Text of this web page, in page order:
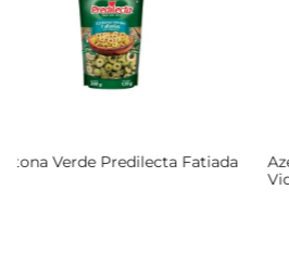
Azeitona Verde Predilecta Fatiada